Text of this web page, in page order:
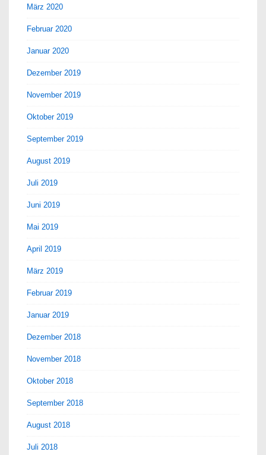
März 2020
Februar 2020
Januar 2020
Dezember 2019
November 2019
Oktober 2019
September 2019
August 2019
Juli 2019
Juni 2019
Mai 2019
April 2019
März 2019
Februar 2019
Januar 2019
Dezember 2018
November 2018
Oktober 2018
September 2018
August 2018
Juli 2018